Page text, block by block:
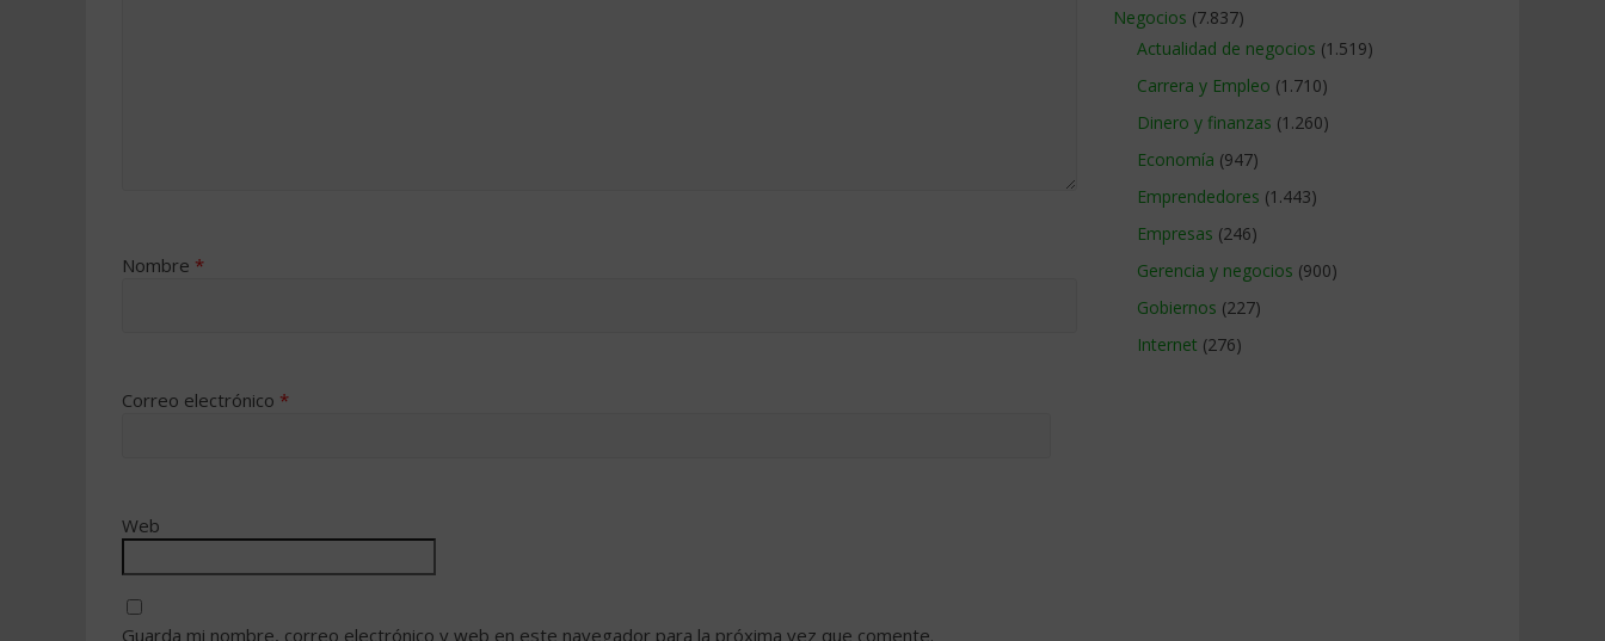
Nombre *
Correo electrónico *
Web
Guarda mi nombre, correo electrónico y web en este navegador para la próxima vez que comente.
Negocios (7.837)
Actualidad de negocios (1.519)
Carrera y Empleo (1.710)
Dinero y finanzas (1.260)
Economía (947)
Emprendedores (1.443)
Empresas (246)
Gerencia y negocios (900)
Gobiernos (227)
Internet (276)